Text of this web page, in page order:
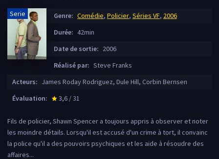
Serie Genre: Comédie, Policier, Séries VF, 2006
Durée: 42min
Date de sortie: 2006
Réalisé par: Steve Franks
Acteurs: James Roday Rodriguez, Dule Hill, Corbin Bernsen
Évaluation:
star_rate
3,6 / 31
Fils de policier, Shawn Spencer a toujours appris à observer et noter
les moindre détails. Lorsqu'il est accusé d'un crime à tort, il convainc
la police qu'il a des pouvoirs psychiques et les aide à résoudre des
affaires...